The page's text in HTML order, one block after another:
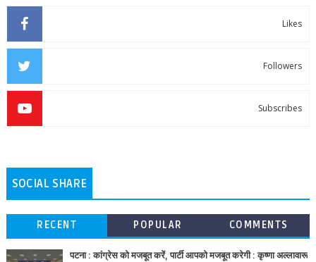
Likes
Followers
Subscribes
SOCIAL SHARE
RECENT POPULAR COMMENTS
पटना : कांग्रेस को मजबूत करें, पार्टी आपको मजबूत करेगी : कृष्णा अल्लावारू